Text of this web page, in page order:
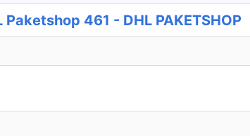
461 - DHL PAKETSHOP